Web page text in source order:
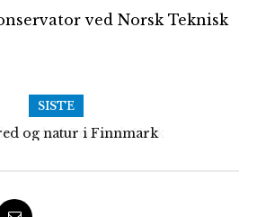
ved Norsk Teknisk
SISTE
og natur i Finnmark
på Frolands Verk